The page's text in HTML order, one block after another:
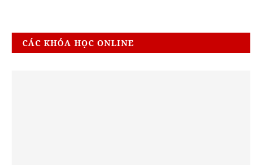
CÁC KHÓA HỌC ONLINE